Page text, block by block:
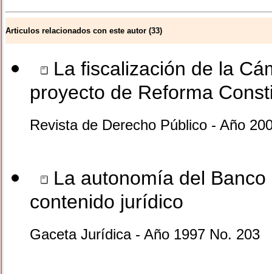
Articulos relacionados con este autor (33)
La fiscalización de la
proyecto de Reforma
Revista de Derecho Público - Año
La autonomía del
contenido jurídico
Gaceta Jurídica - Año 1997 No. 203